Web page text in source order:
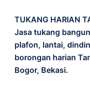
TUKANG HARIAN
Jasa tukang
plafon, lantai,
borongan harian
Bogor, Bekasi.